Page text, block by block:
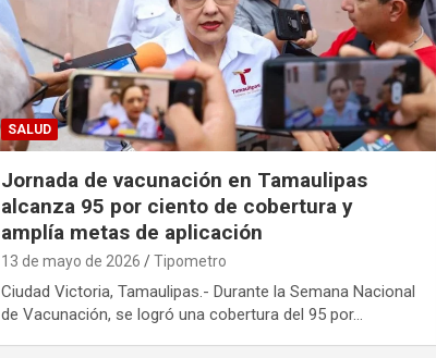
SALUD
Jornada de vacunación en Tamaulipas
alcanza 95 por ciento de cobertura y
amplía metas de aplicación
13 de mayo de 2026 Tipometro
Ciudad Victoria, Tamaulipas.- Durante la Semana Nacional
de Vacunación, se logró una cobertura del 95 por…